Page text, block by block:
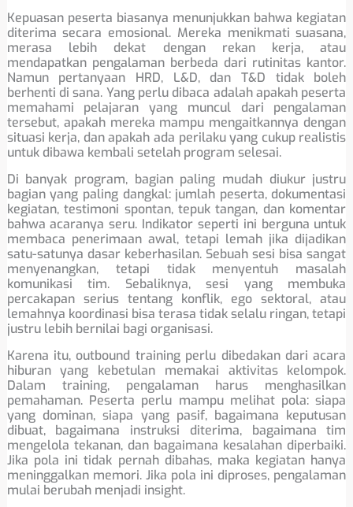
Kepuasan peserta biasanya menunjukkan bahwa kegiatan
diterima secara emosional. Mereka menikmati suasana,
merasa lebih dekat dengan rekan kerja, atau
mendapatkan pengalaman berbeda dari rutinitas kantor.
Namun pertanyaan HRD, L&D, dan T&D tidak boleh
berhenti di sana. Yang perlu dibaca adalah apakah peserta
memahami pelajaran yang muncul dari pengalaman
tersebut, apakah mereka mampu mengaitkannya dengan
situasi kerja, dan apakah ada perilaku yang cukup realistis
untuk dibawa kembali setelah program selesai.
Di banyak program, bagian paling mudah diukur justru
bagian yang paling dangkal: jumlah peserta, dokumentasi
kegiatan, testimoni spontan, tepuk tangan, dan komentar
bahwa acaranya seru. Indikator seperti ini berguna untuk
membaca penerimaan awal, tetapi lemah jika dijadikan
satu-satunya dasar keberhasilan. Sebuah sesi bisa sangat
menyenangkan, tetapi tidak menyentuh masalah
komunikasi tim. Sebaliknya, sesi yang membuka
percakapan serius tentang konflik, ego sektoral, atau
lemahnya koordinasi bisa terasa tidak selalu ringan, tetapi
justru lebih bernilai bagi organisasi.
Karena itu, outbound training perlu dibedakan dari acara
hiburan yang kebetulan memakai aktivitas kelompok.
Dalam training, pengalaman harus menghasilkan
pemahaman. Peserta perlu mampu melihat pola: siapa
yang dominan, siapa yang pasif, bagaimana keputusan
dibuat, bagaimana instruksi diterima, bagaimana tim
mengelola tekanan, dan bagaimana kesalahan diperbaiki.
Jika pola ini tidak pernah dibahas, maka kegiatan hanya
meninggalkan memori. Jika pola ini diproses, pengalaman
mulai berubah menjadi insight.